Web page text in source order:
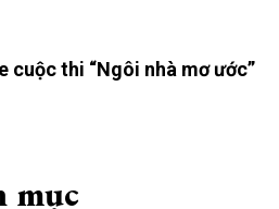
cuộc thi “Ngôi nhà mơ ước”
mục